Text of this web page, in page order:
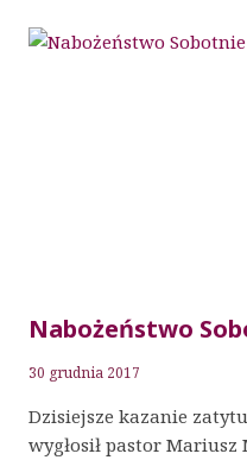
Nabożeństwo
30 grudnia 2017
Dzisiejsze kazanie
wygłosił pastor Mariusz